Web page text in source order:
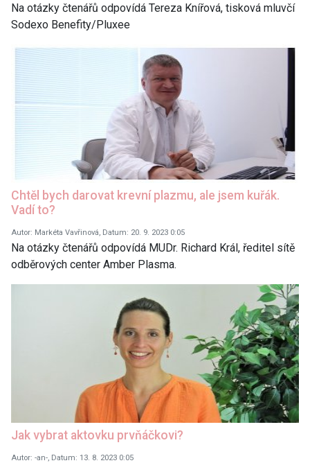
Na otázky čtenářů odpovídá Tereza Knířová, tisková mluvčí
Sodexo Benefity/Pluxee
Chtěl bych darovat krevní plazmu, ale jsem kuřák.
Vadí to?
Autor: Markéta Vavřinová, Datum: 20. 9. 2023 0:05
Na otázky čtenářů odpovídá MUDr. Richard Král, ředitel sítě
odběrových center Amber Plasma.
Jak vybrat aktovku prvňáčkovi?
Autor: -an-, Datum: 13. 8. 2023 0:05